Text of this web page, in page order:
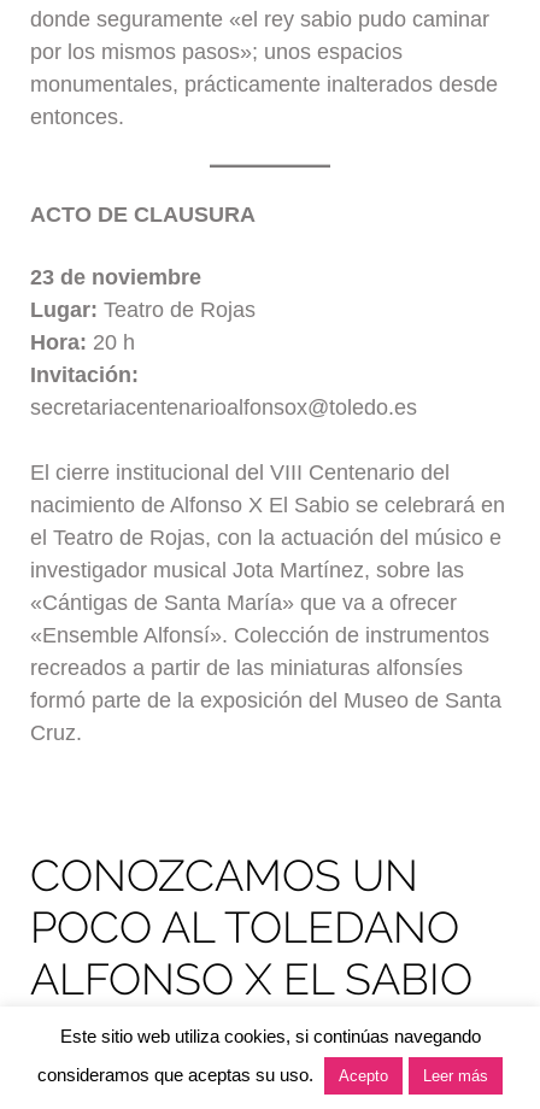
donde seguramente «el rey sabio pudo caminar
por los mismos pasos»; unos espacios
monumentales, prácticamente inalterados desde
entonces.
ACTO DE CLAUSURA
23 de noviembre
Lugar:Teatro de Rojas
Hora: 20 h
Invitación:
secretariacentenarioalfonsox@toledo.es
El cierre institucional del VIII Centenario del
nacimiento de Alfonso X El Sabio se celebrará en
el Teatro de Rojas, con la actuación del músico e
investigador musical Jota Martínez, sobre las
«Cántigas de Santa María» que va a ofrecer
«Ensemble Alfonsí». Colección de instrumentos
recreados a partir de las miniaturas alfonsíes
formó parte de la exposición del Museo de Santa
Cruz.
CONOZCAMOS UN
POCO AL TOLEDANO
ALFONSO X EL SABIO
0
Este sitio web utiliza cookies, si continúas navegando
consideramos que aceptas su uso.
Acepto Leer más